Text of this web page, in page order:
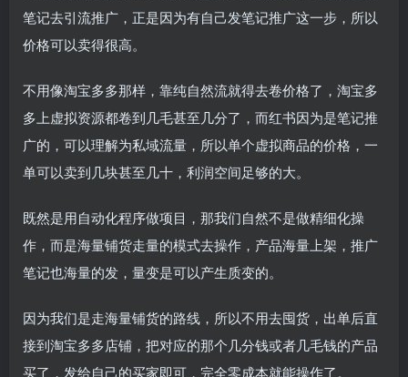
笔记去引流推广，正是因为有自己发笔记推广这一步，所以
价格可以卖得很高。
不用像淘宝多多那样，靠纯自然流就得去卷价格了，淘宝多
多上虚拟资源都卷到几毛甚至几分了，而红书因为是笔记推
广的，可以理解为私域流量，所以单个虚拟商品的价格，一
单可以卖到几块甚至几十，利润空间足够的大。
既然是用自动化程序做项目，那我们自然不是做精细化操
作，而是海量铺货走量的模式去操作，产品海量上架，推广
笔记也海量的发，量变是可以产生质变的。
因为我们是走海量铺货的路线，所以不用去囤货，出单后直
接到淘宝多多店铺，把对应的那个几分钱或者几毛钱的产品
买了，发给自己的买家即可，完全零成本就能操作了。